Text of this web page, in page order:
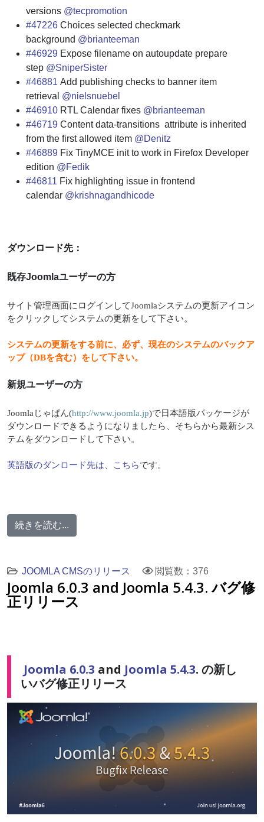
versions @tecpromotion
#47226 Choices selected checkmark
background @brianteeman
#46929 Expose filename on autoupdate prepare
step @SniperSister
#46881 Add publishing checks to banner item
retrieval @nielsnuebel
#46910 RTL Calendar fixes @brianteeman
#46719 Content data-transitions attribute is inherited
from the first allowed item @Denitz
#46889 Fix TinyMCE init to work in Firefox Developer
edition @Fedik
#46811 Fix highlighting issue in frontend
calendar @krishnagandhicode
ダウンロード先：
既存Joomlaユーザーの方
サイト管理画面にログインしてJoomlaシステムの更新アイコン
をクリックしてシステムの更新をして下さい。
システムの更新をする前に、必ず、現在のシステムのバックア
ップ（DBを含む）をして下さい。
新規ユーザーの方
Joomlaじゃぱん(http://www.joomla.jp)で日本語版パッケージが
ダウンロードできるようになりましたら、そちらから最新シス
テムをダウンロードして下さい。
英語版のダンロード先は、こちらです。
続きを読む...
JOOMLA CMSのリリース 閲覧数：376
Joomla 6.0.3 and Joomla 5.4.3. バグ修
正リリース
Joomla 6.0.3 and Joomla 5.4.3. の新し
いバグ修正リリース